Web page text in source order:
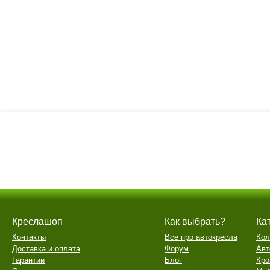
Креслашоп
Контакты
Доставка и оплата
Гарантии
Как выбрать?
Все про автокресла
Форум
Блог